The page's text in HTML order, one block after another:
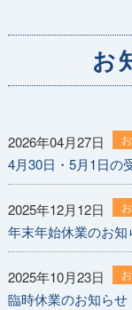
お
2026年04月27日
4月30日・5月1日の
2025年12月12日
年末年始休業のお知
2025年10月23日
臨時休業のお知らせ